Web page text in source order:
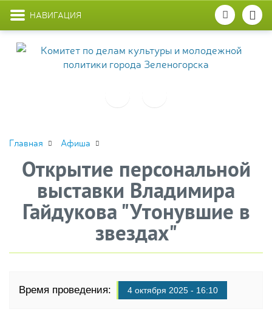
НАВИГАЦИЯ
Главная Афиша
Открытие персональной
выставки Владимира
Гайдукова "Утонувшие в
звездах"
Время проведения: 4 октября 2025 - 16:10